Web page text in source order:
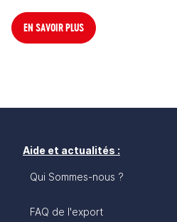
EN SAVOIR PLUS
Aide et actualités :
Qui Sommes-nous ?
FAQ de l'export